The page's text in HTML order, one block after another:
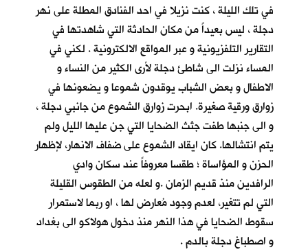
في تلك الليلة ، كنت نزيلا في احد الفنادق المطلة على نهر
دجلة ، ليس بعيداً من مكان الحادثة التي شاهدتها في
التقارير التلفزيونية و عبر المواقع الالكترونية . لكني في
المساء نزلت الى شاطئ دجلة لأرى الكثير من النساء و
الاطفال و بعض الشباب يوقدون شموعا و يضعونها في
زوارق ورقية صغيرة. ابحرت زوارق الشموع من جانبي دجلة ،
و الى جنبها طفت جثث الضحايا التي جن عليها الليل ولم
يتم انتشالها. كان ايقاد الشموع على ضفاف الانهار، لإظهار
الحزن و المؤاساة ؛ طقسا معروفاً عند سكان وادي
الرافدين منذ قديم الزمان .و لعله من الطقوس القليلة
التي لم تتغير، لعدم وجود مُعارض لها ، او ربما لاستمرار
سقوط الضحايا في هذا النهر منذ دخول هولاكو الى بغداد
و اصطباغ دجلة بالدم .